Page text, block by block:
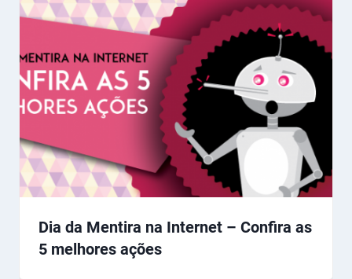
Dia da Mentira na Internet – Confira as
5 melhores ações